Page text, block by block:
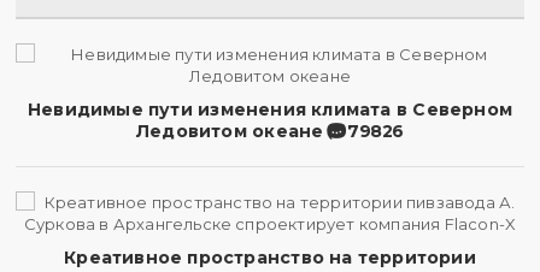
Невидимые пути изменения климата в Северном
Ледовитом океане
79826
Креативное пространство на территории